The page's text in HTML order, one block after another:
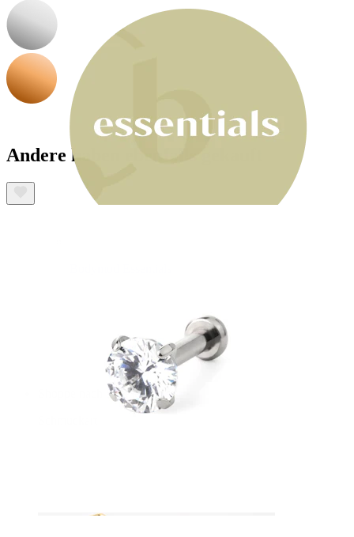
Kaufe 4, zahle für 3
Shoppe nach Schmuck
Andere haben ebenfalls gekauft